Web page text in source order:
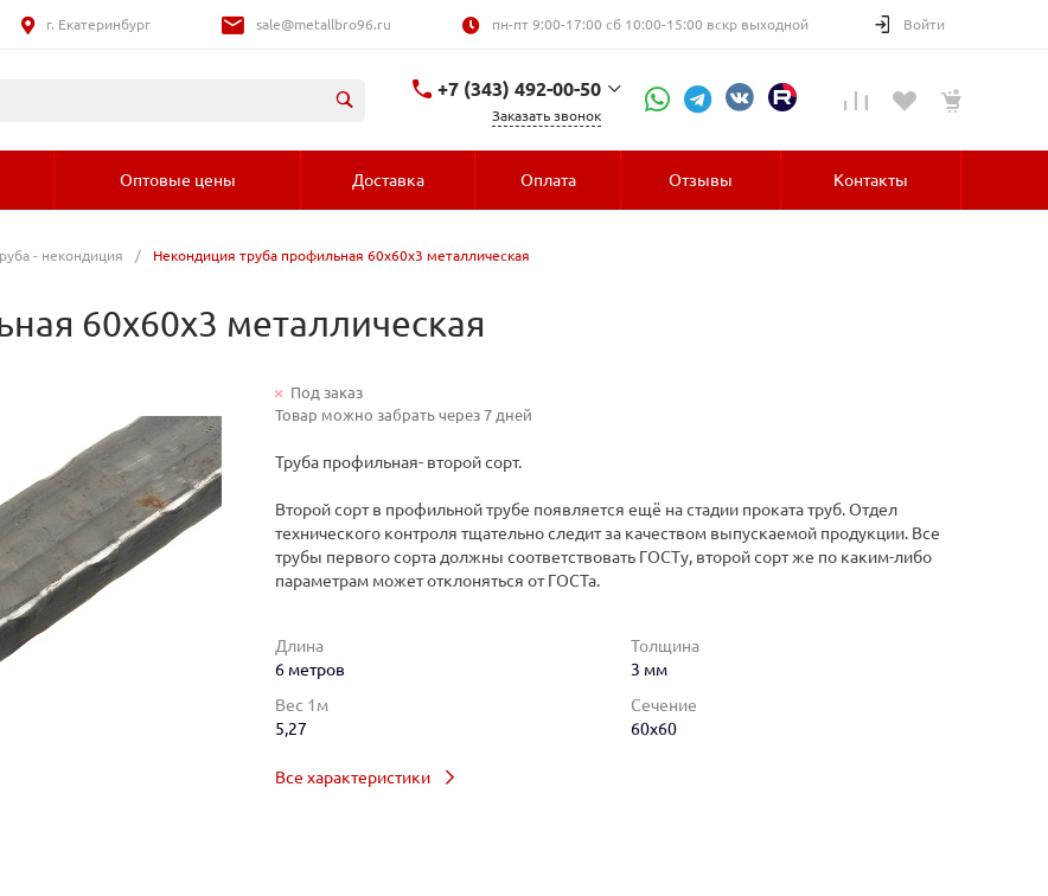
г. Екатеринбург sale@metallbro96.ru пн-пт 9:00-17:00 сб 10:00-15:00 вскр выходной Войти
+7 (343) 492-00-50
Заказать звонок
Оптовые цены Доставка Оплата Отзывы Контакты
- некондиция / Некондиция труба профильная 60х60х3 металлическая
60х60х3 металлическая
Под заказ
Товар можно забрать через 7 дней
Труба профильная- второй сорт.
Второй сорт в профильной трубе появляется ещё на стадии проката труб. Отдел
технического контроля тщательно следит за качеством выпускаемой продукции. Все
трубы первого сорта должны соответствовать ГОСТу, второй сорт же по каким-либо
параметрам может отклоняться от ГОСТа.
Длина
6 метров
Толщина
3 мм
Вес 1м
5,27
Сечение
60x60
Все характеристики